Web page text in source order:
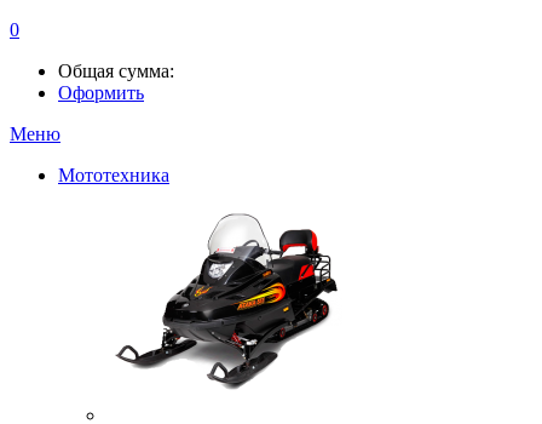
0
Общая сумма:
Оформить
Меню
Мототехника